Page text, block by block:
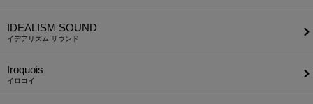
IDEALISM SOUND
イデアリズム サウンド
Iroquois
イロコイ